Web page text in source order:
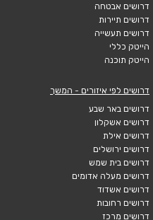
דרושים אבטחה
דרושים תיירות
דרושים תעשייה
הייטק כללי
הייטק תוכנה
דרושים לפי איזורים - המשך
דרושים באר שבע
דרושים אשקלון
דרושים אילת
דרושים ירושלים
דרושים בית שמש
דרושים מעלה אדומים
דרושים אשדוד
דרושים רחובות
דרושים מרכז